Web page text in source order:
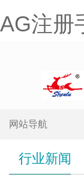
AG注册
网站导航
行业新闻